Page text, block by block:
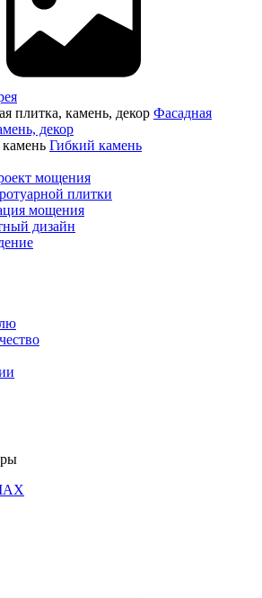
Фасадная
декор
Гибкий камень
мощения
плитки
мощения
дизайн